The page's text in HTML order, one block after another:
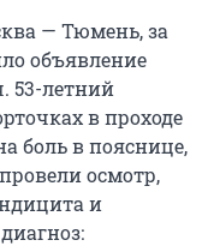
— Тюмень, за
объявление
53-летний
в проходе
боль в пояснице,
осмотр,
и